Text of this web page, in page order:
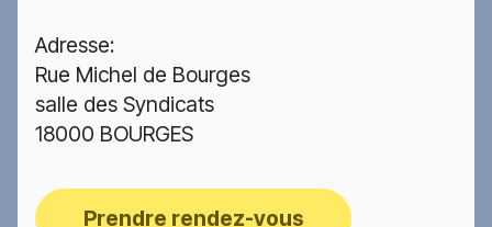
Adresse:
Rue Michel de Bourges
salle des Syndicats
18000 BOURGES
Prendre rendez-vous